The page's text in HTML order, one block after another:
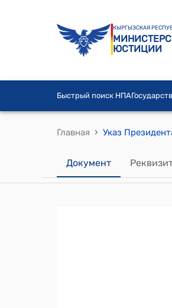
КЫРГЫЗСКАЯ
ЮСТИЦИИ
Быстрый поиск НПА
Главная ›
Документ